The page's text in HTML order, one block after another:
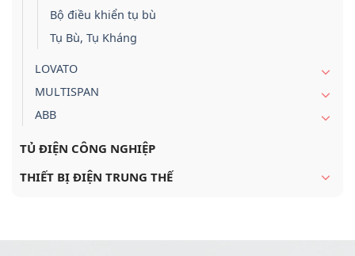
Bộ điều khiển tụ bù
Tụ Bù, Tụ Kháng
LOVATO
MULTISPAN
ABB
TỦ ĐIỆN CÔNG NGHIỆP
THIẾT BỊ ĐIỆN TRUNG THẾ